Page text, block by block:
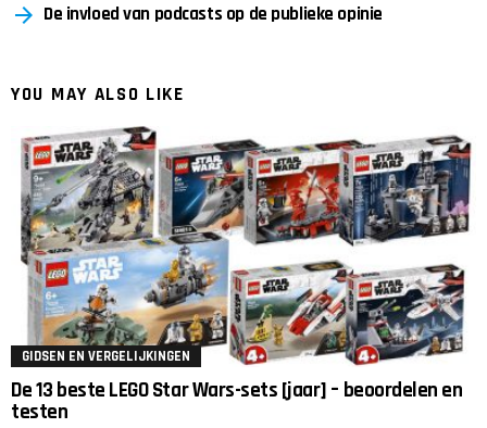
De invloed van podcasts op de publieke opinie
YOU MAY ALSO LIKE
GIDSEN EN VERGELIJKINGEN
De 13 beste LEGO Star Wars-sets [jaar] – beoordelen en
testen